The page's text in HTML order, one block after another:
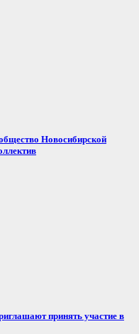
Новосибирской
принять участие в